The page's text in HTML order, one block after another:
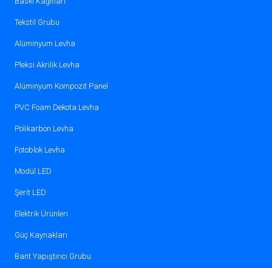
Tekstil Grubu
Alüminyum Levha
Pleksi Akrilik Levha
Alüminyum Kompozit Panel
PVC Foam Dekota Levha
Polikarbon Levha
Fotoblok Levha
Modül LED
Şerit LED
Elektrik Ürünleri
Güç Kaynakları
Bant Yapıştırıcı Grubu